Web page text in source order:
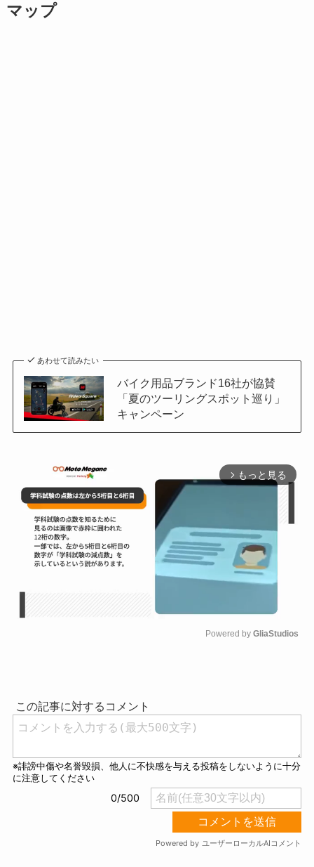
マップ
あわせて読みたい
バイク用品ブランド16社が協賛
「夏のツーリングスポット巡り」
キャンペーン
arrow_forward_ios もっと見る
Powered by GliaStudios